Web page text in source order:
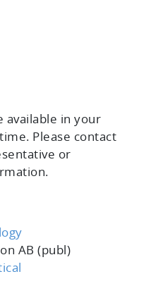
available in your
Please contact
or
AB (publ)